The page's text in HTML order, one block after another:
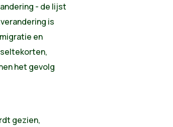
- de lijst
is
en
het gevolg
gezien,